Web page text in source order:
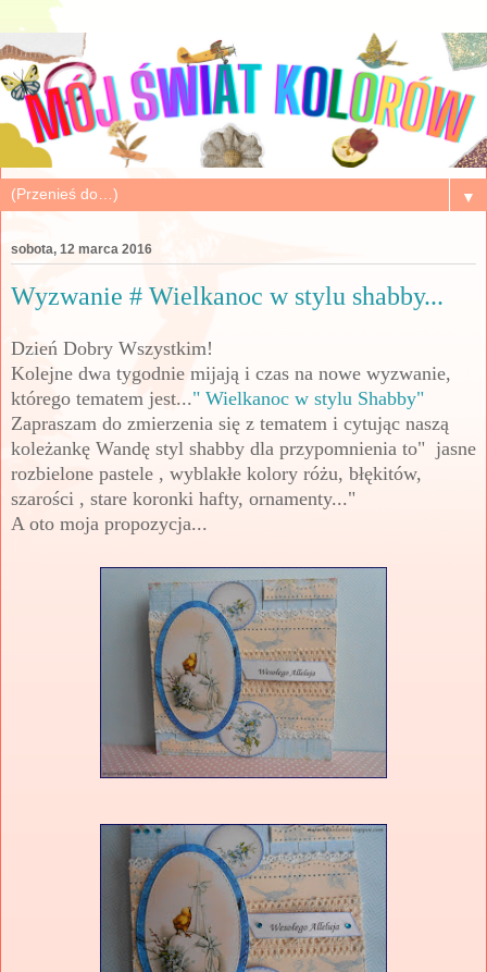
▼
sobota, 12 marca 2016
Wyzwanie # Wielkanoc w stylu shabby...
Dzień Dobry Wszystkim!
Kolejne dwa tygodnie mijają i czas na nowe wyzwanie,
którego tematem jest..." Wielkanoc w stylu Shabby"
Zapraszam do zmierzenia się z tematem i cytując naszą
koleżankę Wandę styl shabby dla przypomnienia to" jasne
rozbielone pastele , wyblakłe kolory różu, błękitów,
szarości , stare koronki hafty, ornamenty..."
A oto moja propozycja...